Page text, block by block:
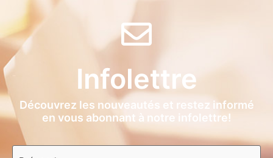
Infolettre
Découvrez les nouveautés et restez informé
en vous abonnant à notre infolettre!
Prénom